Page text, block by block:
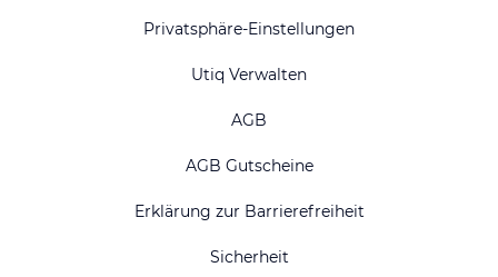
Privatsphäre-Einstellungen
Utiq Verwalten
AGB
AGB Gutscheine
Erklärung zur Barrierefreiheit
Sicherheit